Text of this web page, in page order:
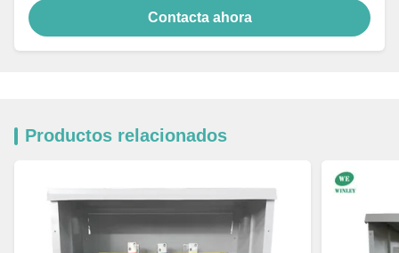
Contacta ahora
Productos relacionados